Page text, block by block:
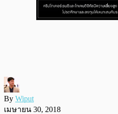
By Wiput
เมษายน 30, 2018